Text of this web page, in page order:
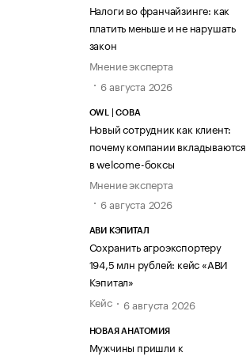
Налоги во франчайзинге: как
платить меньше и не нарушать
закон
Мнение эксперта
6 августа 2026
OWL | СОВА
Новый сотрудник как клиент:
почему компании вкладываются
в welcome-боксы
Мнение эксперта
6 августа 2026
АВИ КЭПИТАЛ
Сохранить агроэкспортеру
194,5 млн рублей: кейс «АВИ
Кэпитал»
Кейс
6 августа 2026
НОВАЯ АНАТОМИЯ
Мужчины пришли к